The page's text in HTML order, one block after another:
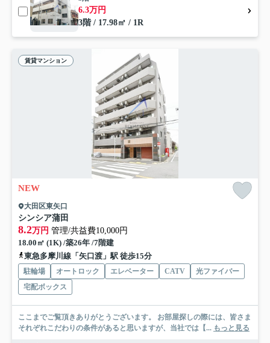
6.3万円
3階 / 17.98㎡ / 1R
賃貸マンション
NEW
大田区東矢口
シンシア蒲田
8.2万円 管理/共益費10,000円
18.00㎡ (1K) /築26年 /7階建
東急多摩川線「矢口渡」駅 徒歩15分
駐輪場 オートロック エレベーター CATV
光ファイバー
宅配ボックス
ここまでご覧頂きありがとうございます。 お部屋探しの際には、皆さま
それぞれこだわりの条件があると思いますが、当社では【... もっと見る